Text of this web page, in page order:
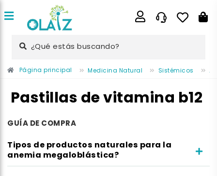
¿Qué estás buscando?
Página principal Medicina Natural Sistémicos
Pastillas de vitamina b12
GUÍA DE COMPRA
Tipos de productos naturales para la
anemia megaloblástica?